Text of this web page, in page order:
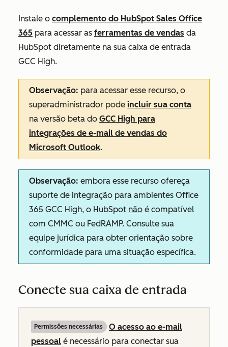
Instale o complemento do HubSpot Sales Office
365 para acessar as ferramentas de vendas da
HubSpot diretamente na sua caixa de entrada
GCC High.
Observação: para acessar esse recurso, o
superadministrador pode incluir sua conta
na versão beta do GCC High para
integrações de e-mail de vendas do
Microsoft Outlook.
Observação: embora esse recurso ofereça
suporte de integração para ambientes Office
365 GCC High, o HubSpot não é compatível
com CMMC ou FedRAMP. Consulte sua
equipe jurídica para obter orientação sobre
conformidade para uma situação específica.
Conecte sua caixa de entrada
Permissões necessárias
O acesso ao e-mail
pessoal é necessário para conectar sua